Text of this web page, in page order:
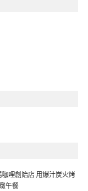
哩創始店 用爆汁炭火烤
午餐